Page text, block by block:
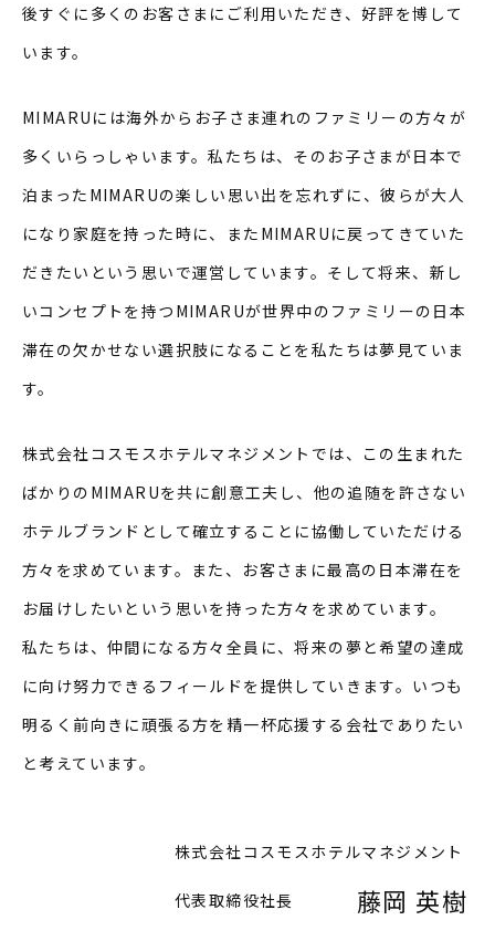
後すぐに多くのお客さまにご利用いただき、好評を博して
います。
MIMARUには海外からお子さま連れのファミリーの方々が
多くいらっしゃいます。私たちは、そのお子さまが日本で
泊まったMIMARUの楽しい思い出を忘れずに、彼らが大人
になり家庭を持った時に、またMIMARUに戻ってきていた
だきたいという思いで運営しています。そして将来、新し
いコンセプトを持つMIMARUが世界中のファミリーの日本
滞在の欠かせない選択肢になることを私たちは夢見ていま
す。
株式会社コスモスホテルマネジメントでは、この生まれた
ばかりのMIMARUを共に創意工夫し、他の追随を許さない
ホテルブランドとして確立することに協働していただける
方々を求めています。また、お客さまに最高の日本滞在を
お届けしたいという思いを持った方々を求めています。
私たちは、仲間になる方々全員に、将来の夢と希望の達成
に向け努力できるフィールドを提供していきます。いつも
明るく前向きに頑張る方を精一杯応援する会社でありたい
と考えています。
株式会社コスモスホテルマネジメント
代表取締役社長 藤岡 英樹